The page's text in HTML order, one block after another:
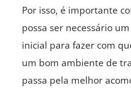
Por isso, é importante
possa ser necessário
inicial para fazer com
um bom ambiente de
passa pela melhor